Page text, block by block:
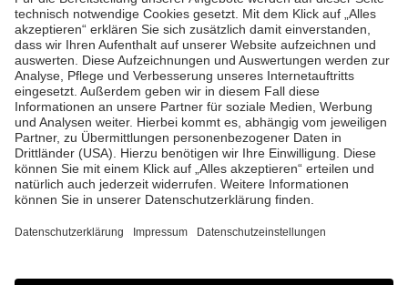
Gebrauchsanleitungen
Häufige Fragen
CE